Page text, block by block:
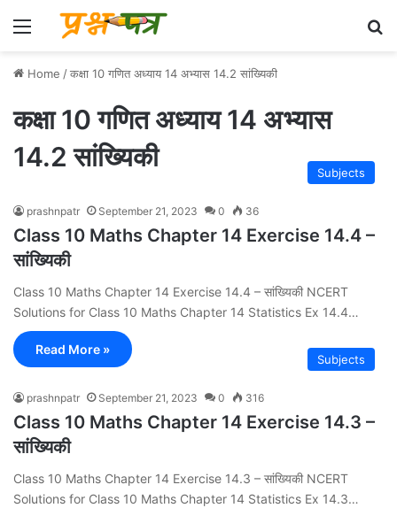
Menu
Home /कक्षा 10 गणित अध्याय 14 अभ्यास 14.2 सांख्यिकी
कक्षा 10 गणित अध्याय 14 अभ्यास
14.2 सांख्यिकी
Subjects
prashnpatr September 21, 2023 0 36
Class 10 Maths Chapter 14 Exercise 14.4 –
सांख्यिकी
Class 10 Maths Chapter 14 Exercise 14.4 – सांख्यिकी NCERT
Solutions for Class 10 Maths Chapter 14 Statistics Ex 14.4…
Read More »
Subjects
prashnpatr September 21, 2023 0 316
Class 10 Maths Chapter 14 Exercise 14.3 –
सांख्यिकी
Class 10 Maths Chapter 14 Exercise 14.3 – सांख्यिकी NCERT
Solutions for Class 10 Maths Chapter 14 Statistics Ex 14.3…